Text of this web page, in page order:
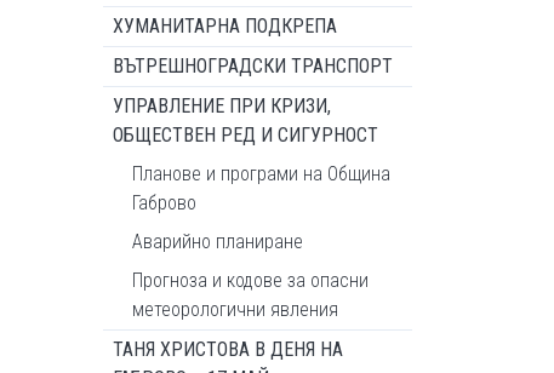
ХУМАНИТАРНА ПОДКРЕПА
ВЪТРЕШНОГРАДСКИ ТРАНСПОРТ
УПРАВЛЕНИЕ ПРИ КРИЗИ,
ОБЩЕСТВЕН РЕД И СИГУРНОСТ
Планове и програми на Община
Габрово
Аварийно планиране
Прогноза и кодове за опасни
метеорологични явления
ТАНЯ ХРИСТОВА В ДЕНЯ НА